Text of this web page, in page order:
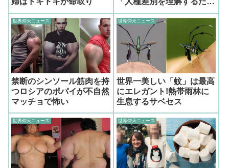
め」
世界仰天ニュース
禁断のシンソール筋肉を持
つロシアのポパイが不自然
マッチョで怖い
世界仰天ニュース
世界一美しい「蚊」は最高
にエレガント!熱帯雨林に
生息するサベセス
世界仰天ニュース 世界仰天ニュース